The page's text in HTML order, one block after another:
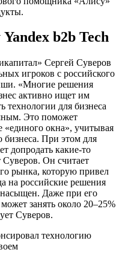
b2b Tech
Сергей Суверов
игроков с российского
«Многие решения
активно ищет им
технологии для бизнеса
Это поможет
«единого окна», учитывая
бизнеса. При этом для
допродать какие-то
Он считает
рынка, которую привел
на российские решения
насыщен. Даже при его
занять около 20–25%
Суверов.
технологию